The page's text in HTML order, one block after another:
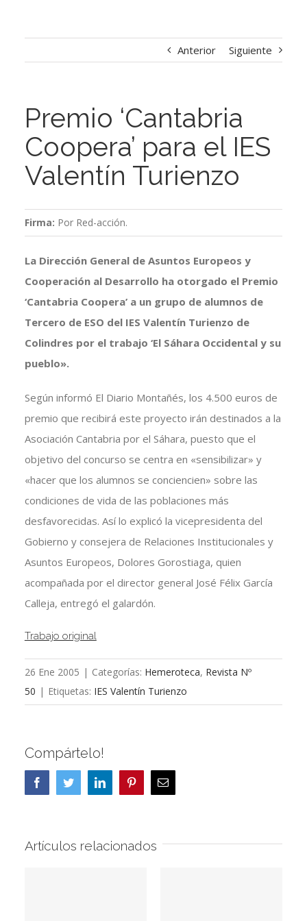
Anterior Siguiente
Premio ‘Cantabria
Coopera’ para el IES
Valentín Turienzo
Firma: Por Red-acción.
La Dirección General de Asuntos Europeos y
Cooperación al Desarrollo ha otorgado el Premio
‘Cantabria Coopera’ a un grupo de alumnos de
Tercero de ESO del IES Valentín Turienzo de
Colindres por el trabajo ‘El Sáhara Occidental y su
pueblo».
Según informó El Diario Montañés, los 4.500 euros de
premio que recibirá este proyecto irán destinados a la
Asociación Cantabria por el Sáhara, puesto que el
objetivo del concurso se centra en «sensibilizar» y
«hacer que los alumnos se conciencien» sobre las
condiciones de vida de las poblaciones más
desfavorecidas. Así lo explicó la vicepresidenta del
Gobierno y consejera de Relaciones Institucionales y
Asuntos Europeos, Dolores Gorostiaga, quien
acompañada por el director general José Félix García
Calleja, entregó el galardón.
Trabajo original
26 Ene 2005 | Categorías: Hemeroteca, Revista Nº
50 | Etiquetas: IES Valentín Turienzo
Compártelo!
FacebookTwitterLinkedInPinterestCorreo
electrónico
Artículos relacionados